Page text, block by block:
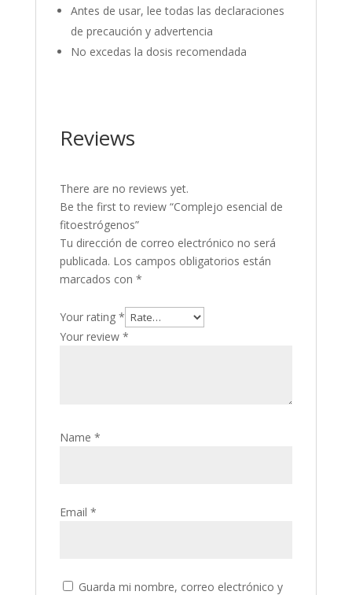
Antes de usar, lee todas las declaraciones
de precaución y advertencia
No excedas la dosis recomendada
Reviews
There are no reviews yet.
Be the first to review “Complejo esencial de
fitoestrógenos”
Tu dirección de correo electrónico no será
publicada. Los campos obligatorios están
marcados con *
Your rating *
Your review *
Name *
Email *
Guarda mi nombre, correo electrónico y